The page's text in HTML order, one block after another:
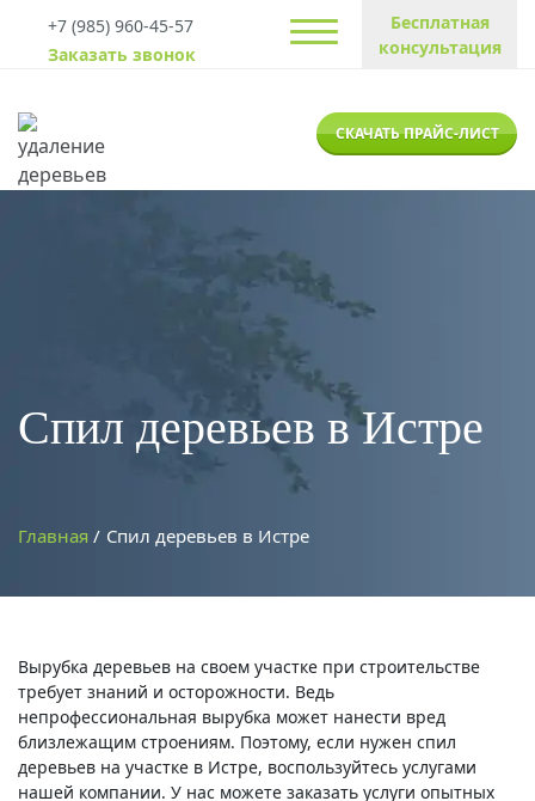
+7 (985) 960-45-57
Заказать звонок
Бесплатная
консультация
СКАЧАТЬ ПРАЙС-ЛИСТ
Спил деревьев в Истре
Главная Спил деревьев в Истре
Вырубка деревьев на своем участке при строительстве
требует знаний и осторожности. Ведь
непрофессиональная вырубка может нанести вред
близлежащим строениям. Поэтому, если нужен спил
деревьев на участке в Истре, воспользуйтесь услугами
нашей компании. У нас можете заказать услуги опытных